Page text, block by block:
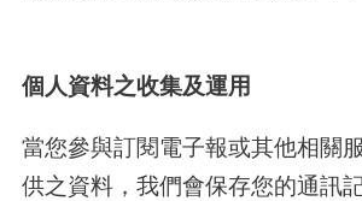
個人資料之收集及運用
當您參與訂閱電子報或其他相關
供之資料，我們會保存您的通訊